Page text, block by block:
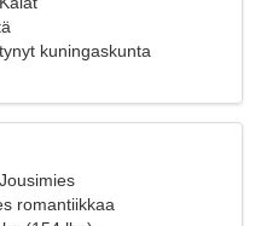
kuningaskunta
romantiikkaa